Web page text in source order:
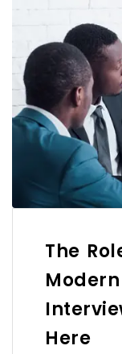
The
Here